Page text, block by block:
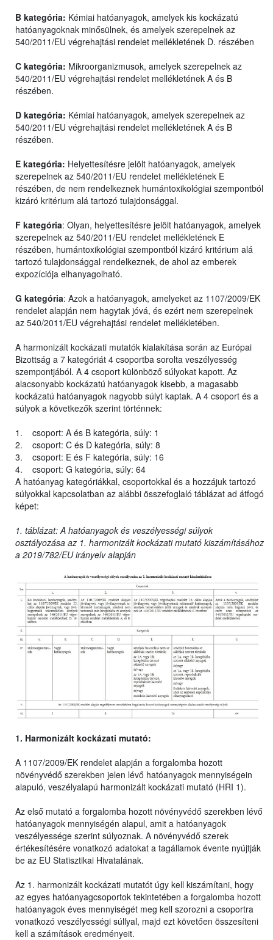
B kategória: Kémiai hatóanyagok, amelyek kis kockázatú
hatóanyagoknak minősülnek, és amelyek szerepelnek az
540/2011/EU végrehajtási rendelet mellékletének D. részében
C kategória: Mikroorganizmusok, amelyek szerepelnek az
540/2011/EU végrehajtási rendelet mellékletének A és B
részében.
D kategória: Kémiai hatóanyagok, amelyek szerepelnek az
540/2011/EU végrehajtási rendelet mellékletének A és B
részében.
E kategória: Helyettesítésre jelölt hatóanyagok, amelyek
szerepelnek az 540/2011/EU rendelet mellékletének E
részében, de nem rendelkeznek humántoxikológiai szempontból
kizáró kritérium alá tartozó tulajdonsággal.
F kategória: Olyan, helyettesítésre jelölt hatóanyagok, amelyek
szerepelnek az 540/2011/EU rendelet mellékletének E
részében, humántoxikológiai szempontból kizáró kritérium alá
tartozó tulajdonsággal rendelkeznek, de ahol az emberek
expozíciója elhanyagolható.
G kategória: Azok a hatóanyagok, amelyeket az 1107/2009/EK
rendelet alapján nem hagytak jóvá, és ezért nem szerepelnek
az 540/2011/EU végrehajtási rendelet mellékletében.
A harmonizált kockázati mutatók kialakítása során az Európai
Bizottság a 7 kategóriát 4 csoportba sorolta veszélyesség
szempontjából. A 4 csoport különböző súlyokat kapott. Az
alacsonyabb kockázatú hatóanyagok kisebb, a magasabb
kockázatú hatóanyagok nagyobb súlyt kaptak. A 4 csoport és a
súlyok a következők szerint történnek:
1. csoport: A és B kategória, súly: 1
2. csoport: C és D kategória, súly: 8
3. csoport: E és F kategória, súly: 16
4. csoport: G kategória, súly: 64
A hatóanyag kategóriákkal, csoportokkal és a hozzájuk tartozó
súlyokkal kapcsolatban az alábbi összefoglaló táblázat ad átfogó
képet:
1. táblázat: A hatóanyagok és veszélyességi súlyok
osztályozása az 1. harmonizált kockázati mutató kiszámításához
a 2019/782/EU irányelv alapján
1. Harmonizált kockázati mutató:
A 1107/2009/EK rendelet alapján a forgalomba hozott
növényvédő szerekben jelen lévő hatóanyagok mennyiségein
alapuló, veszélyalapú harmonizált kockázati mutató (HRI 1).
Az első mutató a forgalomba hozott növényvédő szerekben lévő
hatóanyagok mennyiségén alapul, amit a hatóanyagok
veszélyessége szerint súlyoznak. A növényvédő szerek
értékesítésére vonatkozó adatokat a tagállamok évente nyújtják
be az EU Statisztikai Hivatalának.
Az 1. harmonizált kockázati mutatót úgy kell kiszámítani, hogy
az egyes hatóanyagcsoportok tekintetében a forgalomba hozott
hatóanyagok éves mennyiségét meg kell szorozni a csoportra
vonatkozó veszélyességi súllyal, majd ezt követően összesíteni
kell a számítások eredményeit.